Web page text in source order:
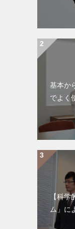
基本か
でよく
【科
ム」に